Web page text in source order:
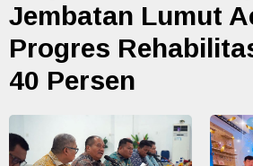
Jembatan Lumut
Progres
40 Persen